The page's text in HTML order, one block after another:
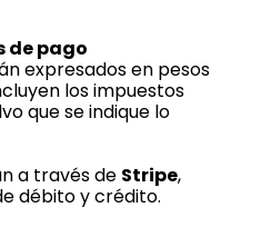
de pago
expresados en pesos
los impuestos
que se indique lo
a través de Stripe,
débito y crédito.